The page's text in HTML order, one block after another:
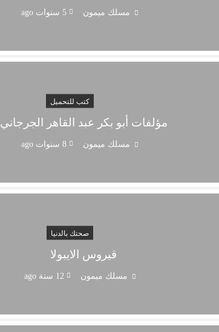
مسلك ميمون 5 سنوات ago
كتب للتحميل
مؤلفات أبو بكر عبد القاهر الجرجاني
مسلك ميمون 8 سنوات ago
صحتك بالدنيا
قيروس الايبولا
مسلك ميمون 12 سنة ago